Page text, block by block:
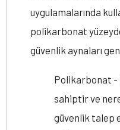
uygulamalarında
polikarbonat
güvenlik aynaları
Polikarbonat -
sahiptir ve
güvenlik talep